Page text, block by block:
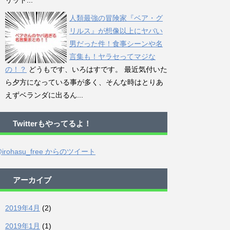
人類最強の冒険家『ベア・グ
リルス』が想像以上にヤバい
男だった件！食事シーンや名
言集も！ヤラセってマジな
の！？ どうもです、いろはすです。 最近気付いた
ら夕方になっている事が多く、そんな時はとりあ
えずベランダに出るん...
Twitterもやってるよ！
からのツイート
アーカイブ
2019年4月 (2)
2019年1月 (1)